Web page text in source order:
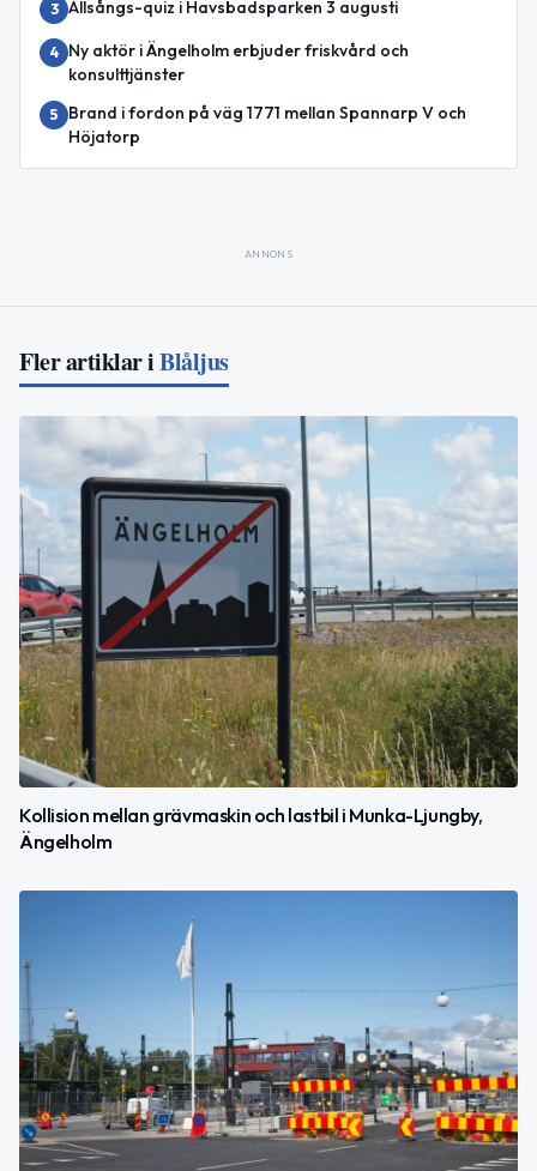
3 Allsångs-quiz i Havsbadsparken 3 augusti
4
Ny aktör i Ängelholm erbjuder friskvård och
konsulttjänster
5
Brand i fordon på väg 1771 mellan Spannarp V och
Höjatorp
ANNONS
Fler artiklar iBlåljus
Kollision mellan grävmaskin och lastbil i Munka-Ljungby,
Ängelholm